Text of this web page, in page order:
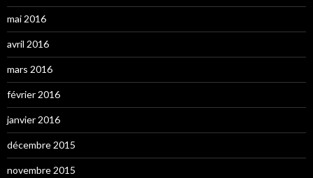
mai 2016
avril 2016
mars 2016
février 2016
janvier 2016
décembre 2015
novembre 2015